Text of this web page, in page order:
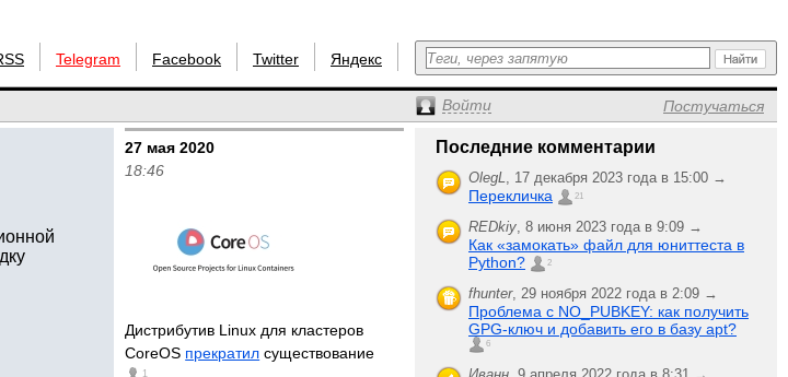
Telegram Facebook Twitter Яндекс
Войти Постучаться
27 мая 2020
18:46
Дистрибутив Linux для кластеров
CoreOS прекратил существование
1
Последние комментарии
OlegL, 17 декабря 2023 года в 15:00 →
Перекличка 21
REDkiy, 8 июня 2023 года в 9:09 →
Как «замокать» файл для юниттеста в
Python?
2
fhunter, 29 ноября 2022 года в 2:09 →
Проблема с NO_PUBKEY: как получить
GPG-ключ и добавить его в базу apt?
6